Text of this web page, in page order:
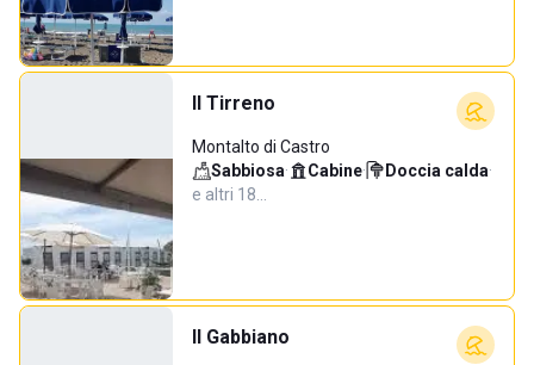
Il Tirreno
Montalto di Castro
Sabbiosa· Cabine· Doccia calda·
e altri 18…
Il Gabbiano